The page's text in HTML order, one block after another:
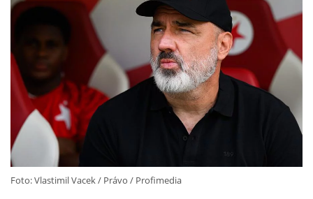
Foto: Vlastimil Vacek / Právo / Profimedia